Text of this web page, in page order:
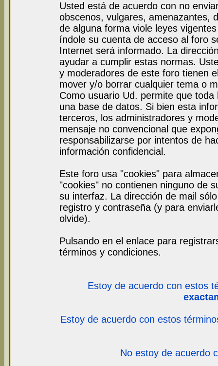
Usted está de acuerdo con no
obscenos, vulgares, amenazantes,
de alguna forma viole leyes
índole su cuenta de acceso al foro
Internet será informado. La
ayudar a cumplir estas normas.
y moderadores de este foro tienen
mover y/o borrar cualquier tema o
Como usuario Ud. permite que
una base de datos. Si bien esta
terceros, los administradores y
mensaje no convencional que
responsabilizarse por intentos de
información confidencial.
Este foro usa "cookies" para
"cookies" no contienen ninguno de
su interfaz. La dirección de mail
registro y contraseña (y para
olvide).
Pulsando en el enlace para
términos y condiciones.
Estoy de acuerdo con estos
Estoy de acuerdo con estos
No estoy de acuerdo